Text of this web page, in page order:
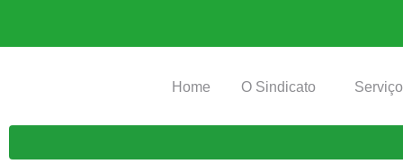
Home O Sindicato